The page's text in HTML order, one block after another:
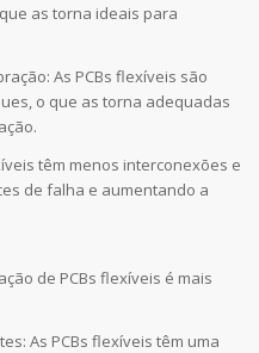
as torna ideais para
As PCBs flexíveis são
o que as torna adequadas
têm menos interconexões e
de falha e aumentando a
de PCBs flexíveis é mais
As PCBs flexíveis têm uma